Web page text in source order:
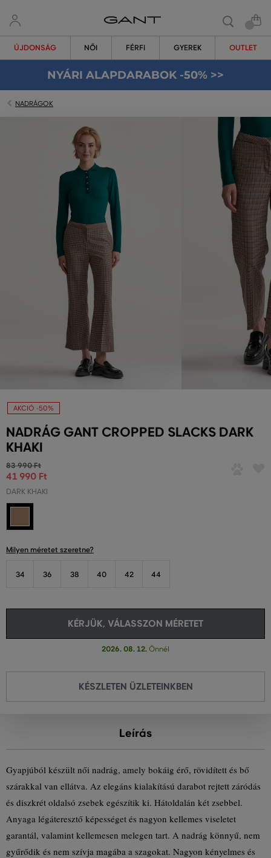
ÚJDONSÁG NŐI FÉRFI GYEREK OUTLET
NYÁRI ALAPDARABOK -50% >>
NADRÁGOK
AKCIÓ -50%
NADRÁG GANT CROPPED SLACKS DARK
KHAKI
83 990 Ft
41 990 Ft
DARK KHAKI
Milyen méretet szeretne?
34 36 38 40 42 44
KÉRJÜK, VÁLASSZON MÉRETET
2026. 08. 12. Önnél
KÉSZLETEN ÜZLETEINKBEN
Leírás
Gyapjúból készült női nadrág, amely bokáig érő, rövidített és bő
szárakkal van ellátva. Az elegáns kialakítású darabot rejtett záródás
és diszkrét oldalsó zsebek egészítik ki. Hátoldalán két zsebbel.
Anyaga légáteresztő képességet és nagyon kellemes viseletet
garantál, valamint kellemesen melegen tart. A nadrág könnyű, nem
gyűrődik és nem szívja magába a szagokat. Nagyon kényelmes és